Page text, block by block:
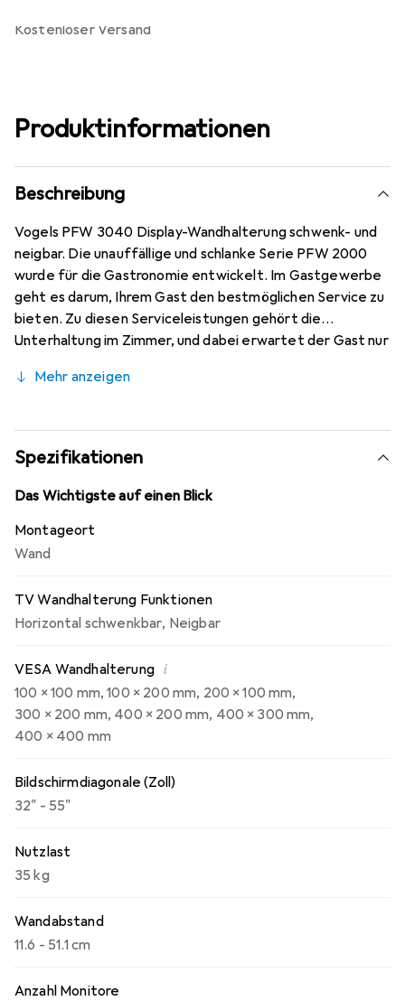
kostenloser Versand
Produktinformationen
Beschreibung
Vogels PFW 3040 Display-Wandhalterung schwenk- und
neigbar. Die unauffällige und schlanke Serie PFW 2000
wurde für die Gastronomie entwickelt. Im Gastgewerbe
geht es darum, Ihrem Gast den bestmöglichen Service zu
bieten. Zu diesen Serviceleistungen gehört die
Unterhaltung im Zimmer, und dabei erwartet der Gast nur
unauffälligen Ästhetik und dem schlanken Profil perfekt
Lieferumfang enthaltene, unauffällige Vorhängeschloss
sorgt für die Sicherheit Ihres Hotel-Fernsehers und ist
eine aussergewöhnlich schlanke und sichere Lösung.
Mehr anzeigen
Spezifikationen
Das Wichtigste auf einen Blick
Montageort
Wand
TV Wandhalterung Funktionen
Horizontal schwenkbar, Neigbar
VESA Wandhalterung i
100 x 100 mm,100 x 200 mm, 200 x 100 mm,
300 x 200 mm, 400 x 200 mm, 400 x 300 mm,
400 x 400 mm
Bildschirmdiagonale (Zoll)
32" - 55"
Nutzlast
35 kg
Wandabstand
11.6 - 51.1 cm
Anzahl Monitore